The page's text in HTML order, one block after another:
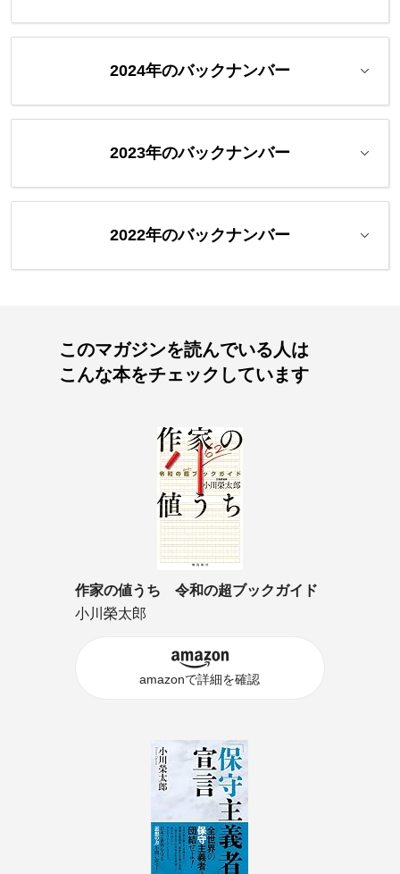
2024年のバックナンバー
2023年のバックナンバー
2022年のバックナンバー
このマガジンを読んでいる人は
こんな本をチェックしています
作家の値うち 令和の超ブックガイド
小川榮太郎
amazonで詳細を確認